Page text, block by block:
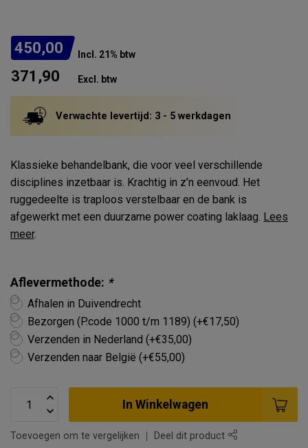
450,00 Incl. 21% btw
371,90 Excl. btw
Verwachte levertijd: 3 - 5 werkdagen
Klassieke behandelbank, die voor veel verschillende
disciplines inzetbaar is. Krachtig in z’n eenvoud. Het
ruggedeelte is traploos verstelbaar en de bank is
afgewerkt met een duurzame power coating laklaag. Lees
meer.
Aflevermethode: *
Afhalen in Duivendrecht
Bezorgen (P.code 1000 t/m 1189) (+€17,50)
Verzenden in Nederland (+€35,00)
Verzenden naar België (+€55,00)
In Winkelwagen
Toevoegen om te vergelijken Deel dit product